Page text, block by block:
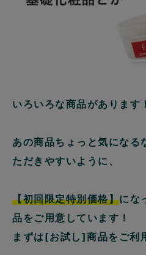
いろいろな商品があります！
あの商品ちょっと気になる
ただきやすいように、
【初回限定特別価格】にな
品をご用意しています！
まずは[お試し]商品をご利